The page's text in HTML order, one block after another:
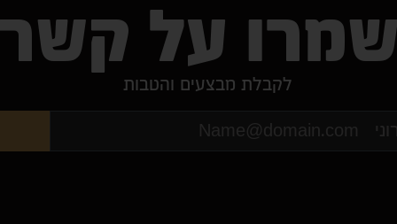
על
לקבלת מבצעים והטבות